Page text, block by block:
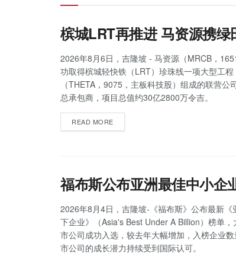
槟城LRT再推进 马资源携绿
2026年8月6日，吉隆坡 - 马资源（MRCB，
功取得槟城轻快铁（LRT）珍珠线一项大型工
（THETA，9075，主板科技股）组成的联营公
总承包商，项目总值约30亿2800万令吉。
READ MORE
福布斯公布亚洲最佳中小企
2026年8月4日，吉隆坡-《福布斯》公布最新《
下企业》（Asia's Best Under A Billion）榜单
市公司成功入选，较去年大幅增加，入榜企业
市公司的成长潜力持续受到国际认可。